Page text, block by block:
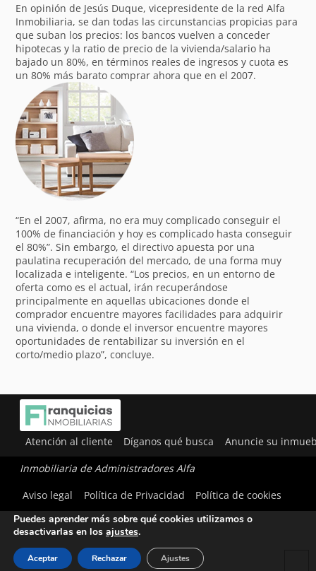
En opinión de Jesús Duque, vicepresidente de la red Alfa
Inmobiliaria, se dan todas las circunstancias propicias para
que suban los precios: los bancos vuelven a conceder
hipotecas y la ratio de precio de la vivienda/salario ha
bajado un 80%, en términos reales de ingresos y cuota es
un 80% más barato comprar ahora que en el 2007.
“En el 2007, afirma, no era muy complicado conseguir el
100% de financiación y hoy es complicado hasta conseguir
el 80%”. Sin embargo, el directivo apuesta por una
paulatina recuperación del mercado, de una forma muy
localizada e inteligente. “Los precios, en un entorno de
oferta como es el actual, irán recuperándose
principalmente en aquellas ubicaciones donde el
comprador encuentre mayores facilidades para adquirir
una vivienda, o donde el inversor encuentre mayores
oportunidades de rentabilizar su inversión en el
corto/medio plazo”, concluye.
Atención al cliente Díganos qué busca Anuncie su
Inmobiliaria de Administradores Alfa
Aviso legal
Política de Privacidad Política de cookies
Utilizamos cookies para ofrecerte la mejor experiencia en
Puedes aprender más sobre qué cookies utilizamos o
desactivarlas en los ajustes.
Aceptar Rechazar Ajustes